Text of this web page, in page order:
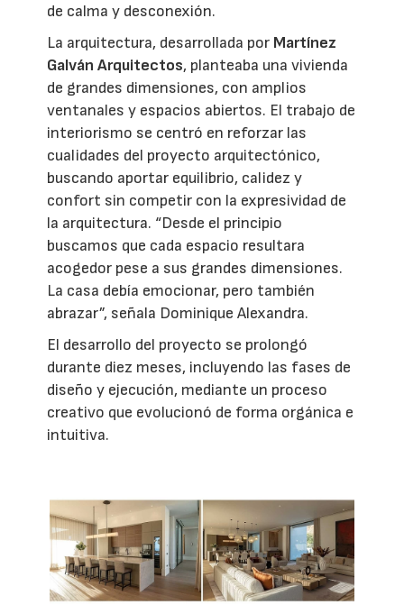
de calma y desconexión.
La arquitectura, desarrollada por Martínez
Galván Arquitectos, planteaba una vivienda
de grandes dimensiones, con amplios
ventanales y espacios abiertos. El trabajo de
interiorismo se centró en reforzar las
cualidades del proyecto arquitectónico,
buscando aportar equilibrio, calidez y
confort sin competir con la expresividad de
la arquitectura. “Desde el principio
buscamos que cada espacio resultara
acogedor pese a sus grandes dimensiones.
La casa debía emocionar, pero también
abrazar”, señala Dominique Alexandra.
El desarrollo del proyecto se prolongó
durante diez meses, incluyendo las fases de
diseño y ejecución, mediante un proceso
creativo que evolucionó de forma orgánica e
intuitiva.